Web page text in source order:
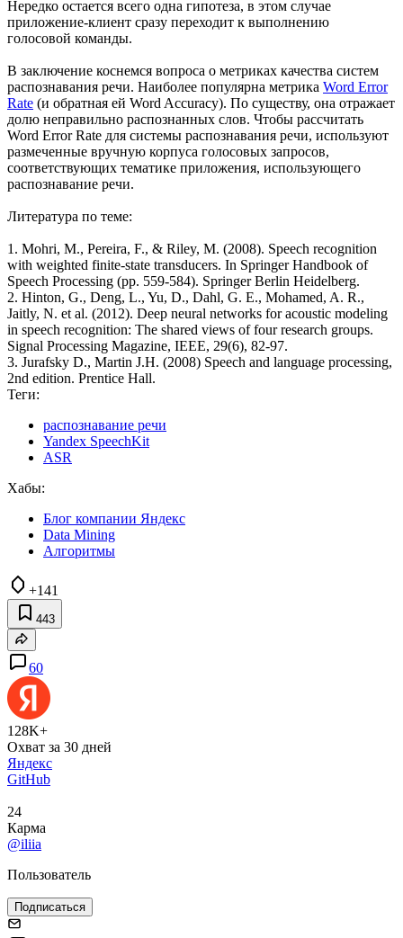
Нередко остается всего одна гипотеза, в этом случае
приложение-клиент сразу переходит к выполнению
голосовой команды.
В заключение коснемся вопроса о метриках качества систем
распознавания речи. Наиболее популярна метрика Word Error
Rate (и обратная ей Word Accuracy). По существу, она отражает
долю неправильно распознанных слов. Чтобы рассчитать
Word Error Rate для системы распознавания речи, используют
размеченные вручную корпуса голосовых запросов,
соответствующих тематике приложения, использующего
распознавание речи.
Литература по теме:
1. Mohri, M., Pereira, F., & Riley, M. (2008). Speech recognition
with weighted finite-state transducers. In Springer Handbook of
Speech Processing (pp. 559-584). Springer Berlin Heidelberg.
2. Hinton, G., Deng, L., Yu, D., Dahl, G. E., Mohamed, A. R.,
Jaitly, N. et al. (2012). Deep neural networks for acoustic modeling
in speech recognition: The shared views of four research groups.
Signal Processing Magazine, IEEE, 29(6), 82-97.
3. Jurafsky D., Martin J.H. (2008) Speech and language processing,
2nd edition. Prentice Hall.
Теги:
распознавание речи
Yandex SpeechKit
ASR
Хабы:
Блог компании Яндекс
Data Mining
Алгоритмы
+141
443
60
128K+
Охват за 30 дней
Яндекс
GitHub
24
Карма
@iliia
Пользователь
Подписаться